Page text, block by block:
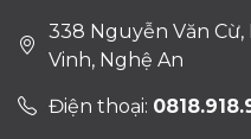
338 Nguyễn Văn
Vinh, Nghệ An
Điện thoại: